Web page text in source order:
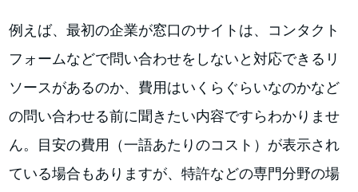
例えば、最初の企業が窓口のサイトは、コンタクト
フォームなどで問い合わせをしないと対応できるリ
ソースがあるのか、費用はいくらぐらいなのかなど
の問い合わせる前に聞きたい内容ですらわかりませ
ん。目安の費用（一語あたりのコスト）が表示され
ている場合もありますが、特許などの専門分野の場